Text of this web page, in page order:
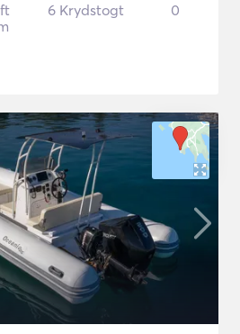
6 Krydstogt 0